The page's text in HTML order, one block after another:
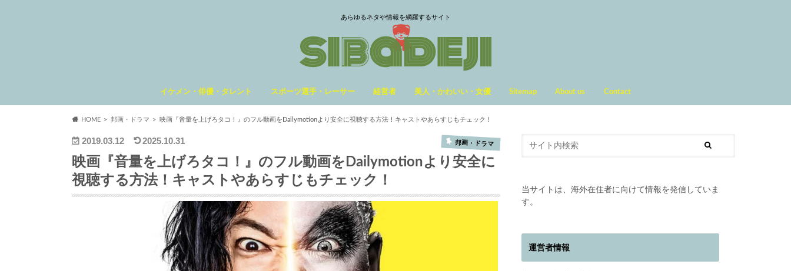
あらゆるネタや情報を網羅するサイト
イケメン・俳優・タレント スポーツ選手・レーサー 経営者 美人・かわいい・女優 Sitemap About us Contact
HOME 邦画・ドラマ 映画『音量を上げろタコ！』のフル動画をDailymotionより安全に視聴する方法！キャストやあらすじもチェック！
2019.03.12 2025.10.31 邦画・ドラマ
映画『音量を上げろタコ！』のフル動画をDailymotionより安全に
視聴する方法！キャストやあらすじもチェック！
当サイトは、海外在住者に向けて情報を発信していま
す。
運営者情報